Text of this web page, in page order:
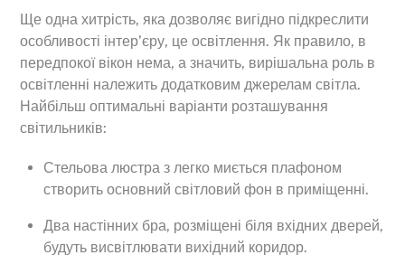
Ще одна хитрість, яка дозволяє вигідно підкреслити
особливості інтер’єру, це освітлення. Як правило, в
передпокої вікон нема, а значить, вирішальна роль в
освітленні належить додатковим джерелам світла.
Найбільш оптимальні варіанти розташування
світильників:
Стельова люстра з легко миється плафоном
створить основний світловий фон в приміщенні.
Два настінних бра, розміщені біля вхідних дверей,
будуть висвітлювати вихідний коридор.